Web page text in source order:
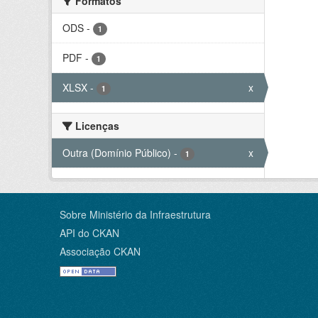
ODS - 1
PDF - 1
XLSX - 1 x
Licenças
Outra (Domínio Público) - 1 x
Sobre Ministério da Infraestrutura
API do CKAN
Associação CKAN